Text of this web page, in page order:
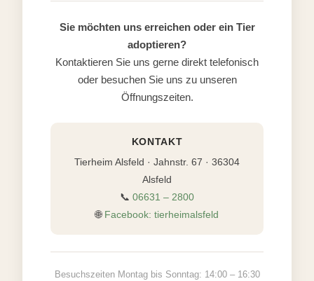
Sie möchten uns erreichen oder ein Tier
adoptieren?
Kontaktieren Sie uns gerne direkt telefonisch
oder besuchen Sie uns zu unseren
Öffnungszeiten.
KONTAKT
Tierheim Alsfeld · Jahnstr. 67 · 36304
Alsfeld
📞 06631 – 2800
🌐 Facebook: tierheimalsfeld
Besuchszeiten Montag bis Sonntag: 14:00 – 16:30